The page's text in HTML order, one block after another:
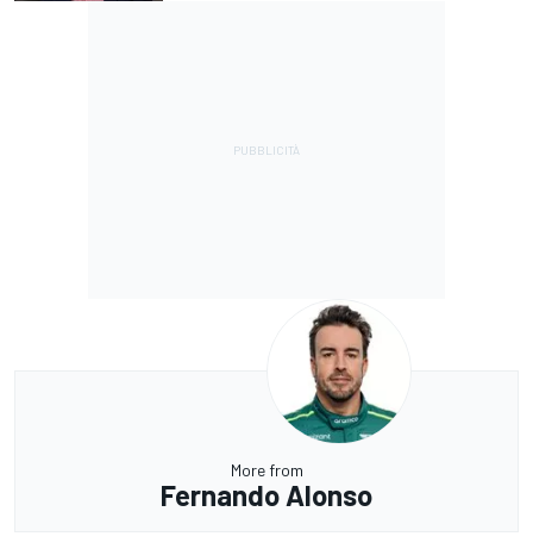
More from
Fernando Alonso